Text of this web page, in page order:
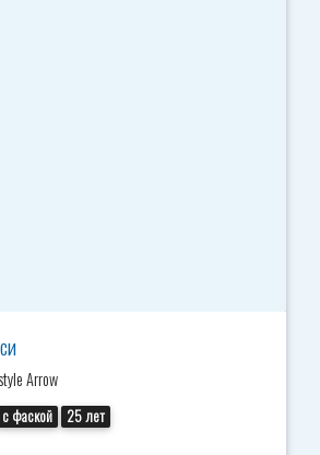
Arrow
с фаской
25 лет